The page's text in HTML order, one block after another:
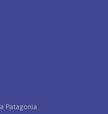
Patagonia